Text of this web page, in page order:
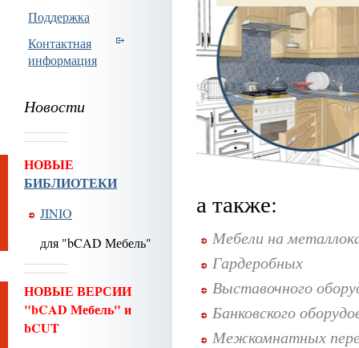
Поддержка
Контактная
информация
Новости
НОВЫЕ
БИБЛИОТЕКИ
JINIO
для "bCAD Мебель"
НОВЫЕ ВЕРСИИ
"bCAD Мебель" и
bCUT
а также:
Мебели на
Гардеробных
Выставочного
Банковского
Межкомнатных